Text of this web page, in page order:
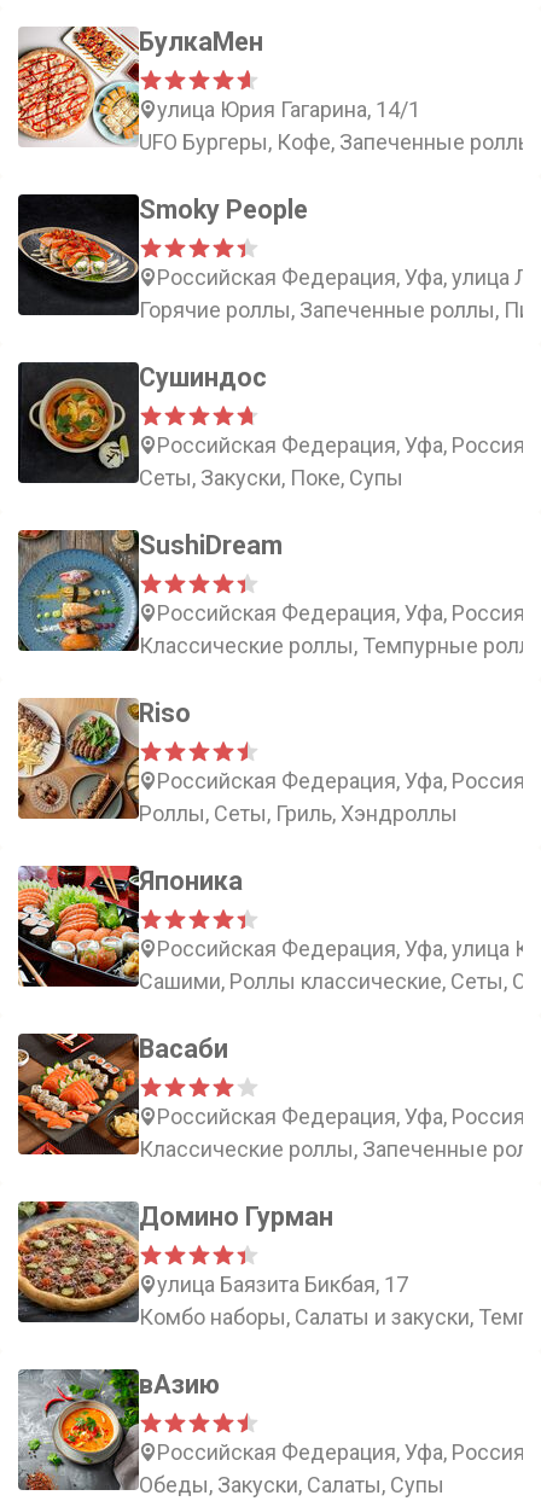
БулкаМен
улица Юрия Гагарина, 14/1
UFO Бургеры, Кофе, Запеченные
Smoky People
Российская Федерация, Уфа, улица
Горячие роллы, Запеченные роллы,
Сушиндос
Российская Федерация, Уфа, Россия,
Сеты, Закуски, Поке, Супы
SushiDream
Российская Федерация, Уфа, Россия,
Классические роллы, Темпурные
Riso
Российская Федерация, Уфа, Россия,
Роллы, Сеты, Гриль, Хэндроллы
Японика
Российская Федерация, Уфа, улица
Сашими, Роллы классические, Сеты,
Васаби
Российская Федерация, Уфа, Россия,
Классические роллы, Запеченные
Домино Гурман
улица Баязита Бикбая, 17
Комбо наборы, Салаты и закуски,
вАзию
Российская Федерация, Уфа, Россия,
Обеды, Закуски, Салаты, Супы